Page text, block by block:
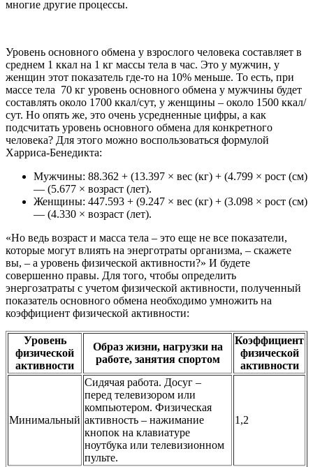
многие другие процессы.
Уровень основного обмена у взрослого человека составляет в
среднем 1 ккал на 1 кг массы тела в час. Это у мужчин, у
женщин этот показатель где-то на 10% меньше. То есть, при
массе тела 70 кг уровень основного обмена у мужчины будет
составлять около 1700 ккал/сут, у женщины – около 1500 ккал/
сут. Но опять же, это очень усредненные цифры, а как
подсчитать уровень основного обмена для конкретного
человека? Для этого можно воспользоваться формулой
Харриса-Бенедикта:
Мужчины: 88.362 + (13.397 × вес (кг) + (4.799 × рост (см)
— (5.677 × возраст (лет).
Женщины: 447.593 + (9.247 × вес (кг) + (3.098 × рост (см)
— (4.330 × возраст (лет).
«Но ведь возраст и масса тела – это еще не все показатели,
которые могут влиять на энерготраты организма, – скажете
вы, – а уровень физической активности?» И будете
совершенно правы. Для того, чтобы определить
энергозатраты с учетом физической активности, полученный
показатель основного обмена необходимо умножить на
коэффициент физической активности:
Уровень
физической
активности
Образ жизни, нагрузки на
работе, занятия спортом
Коэффициент
физической
активности
Минимальный
Сидячая работа. Досуг –
перед телевизором или
компьютером. Физическая
активность – нажимание
кнопок на клавиатуре
ноутбука или телевизионном
пульте.
1,2